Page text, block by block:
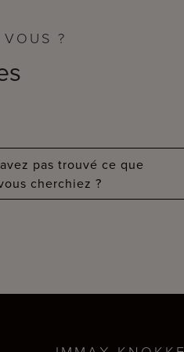
?
pas trouvé ce que
cherchiez ?